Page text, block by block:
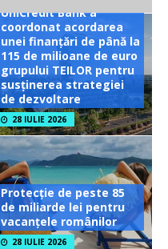
UniCredit Bank a
coordonat acordarea
unei finanțări de până la
115 de milioane de euro
grupului TEILOR pentru
susținerea strategiei
de dezvoltare
28 IULIE 2026
Protecție de peste 85
de miliarde lei pentru
vacanțele românilor
28 IULIE 2026